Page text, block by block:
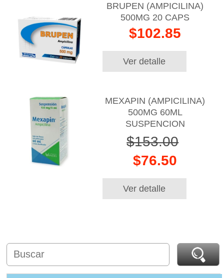
BRUPEN (AMPICILINA)
500MG 20 CAPS
$102.85
Ver detalle
MEXAPIN (AMPICILINA)
500MG 60ML
SUSPENCION
$153.00
$76.50
Ver detalle